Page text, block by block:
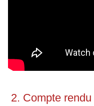
2. Compte